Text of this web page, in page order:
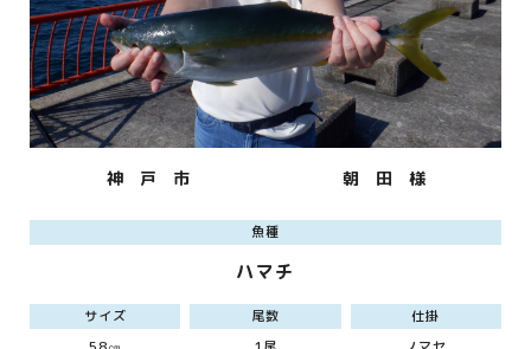
神 戸 市 朝 田 様
魚種
ハマチ
サイズ
尾数
仕掛